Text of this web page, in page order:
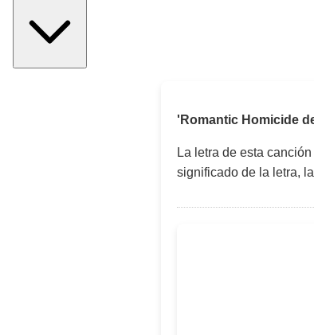
'Romantic Homicide
La letra de esta
significado de la letra,